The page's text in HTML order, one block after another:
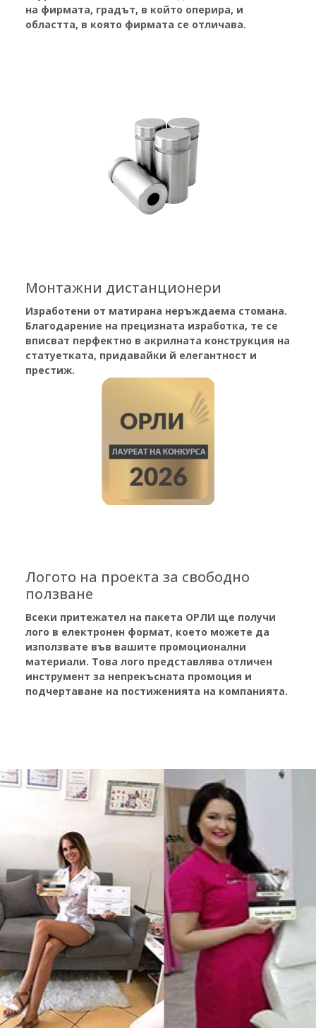
на фирмата, градът, в който оперира, и
областта, в която фирмата се отличава.
Монтажни дистанционери
Изработени от матирана неръждаема стомана.
Благодарение на прецизната изработка, те се
вписват перфектно в акрилната конструкция на
статуетката, придавайки й елегантност и
престиж.
Логото на проекта за свободно
ползване
Всеки притежател на пакета ОРЛИ ще получи
лого в електронен формат, което можете да
използвате във вашите промоционални
материали. Това лого представлява отличен
инструмент за непрекъсната промоция и
подчертаване на постиженията на компанията.